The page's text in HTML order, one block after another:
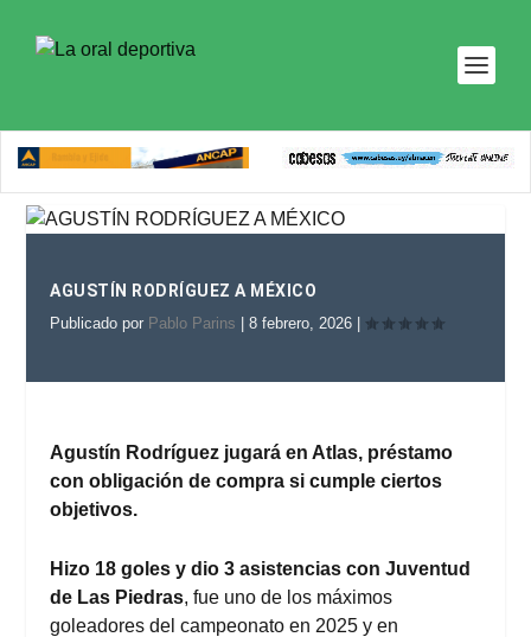
AGUSTÍN RODRÍGUEZ A MÉXICO
Publicado por Pablo Parins |8 febrero, 2026
Agustín Rodríguez jugará en Atlas, préstamo
con obligación de compra si cumple ciertos
objetivos.
Hizo 18 goles y dio 3 asistencias con Juventud
de Las Piedras, fue uno de los máximos
goleadores del campeonato en 2025 y en